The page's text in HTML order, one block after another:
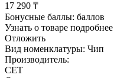
17 290 ₸
Бонусные баллы: баллов
Узнать о товаре подробнее
Отложить
Вид номенклатуры: Чип
Производитель:
CET